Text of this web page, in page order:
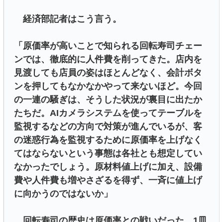
経済部記者はこう言う。
「原価率が高いことで知られる回転寿司チェー
ンでは、徹底的に人件費を削ってきた。店内を
見渡しても店員の姿はほとんどなく、会計ボタ
ンを押してもなかなかやって来ないほど。今回
の一連の騒ぎは、そうした状況が裏目に出たか
たちだ。AIカメラシステムを使ってテーブルを
監視するなどの方向で対策が進んでいるが、客
の迷惑行為を監視するために原価率を上げなく
てはならないという事態は各社とも想定してい
なかったでしょう。原材料値上げに加え、設備
費や人件費も増やさざるを得ず、一斉に値上げ
に向かうのではないか」